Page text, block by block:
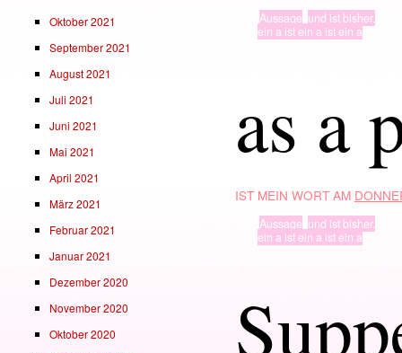
Aussage und ist bisher.
ein a ist ein a ist ein a
as a
IST MEIN WORT AM
Aussage und ist bisher.
ein a ist ein a ist ein a
Oktober 2021
September 2021
August 2021
Juli 2021
Juni 2021
Mai 2021
April 2021
März 2021
Februar 2021
Januar 2021
Dezember 2020
November 2020
Oktober 2020